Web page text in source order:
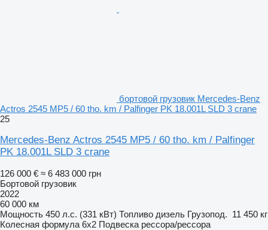
бортовой грузовик Mercedes-Benz
Actros 2545 MP5 / 60 tho. km / Palfinger PK 18.001L SLD 3 crane
25
Mercedes-Benz Actros 2545 MP5 / 60 tho. km / Palfinger
PK 18.001L SLD 3 crane
126 000 € ≈ 6 483 000 грн
Бортовой грузовик
2022
60 000 км
Мощность 450 л.с. (331 кВт) Топливо дизель Грузопод. 11 450 кг
Колесная формула 6x2 Подвеска рессора/рессора